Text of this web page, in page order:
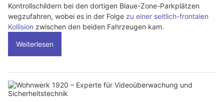
Kontrollschildern bei den dortigen Blaue-Zone-Parkplätzen
wegzufahren, wobei es in der Folge zu einer seitlich-frontalen
Kollision zwischen den beiden Fahrzeugen kam.
Weiterlesen